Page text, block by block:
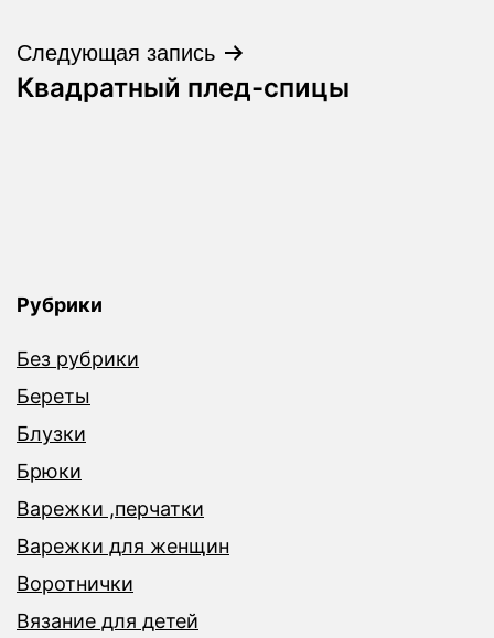
Следующая запись
Квадратный плед-спицы
Рубрики
Без рубрики
Береты
Блузки
Брюки
Варежки ,перчатки
Варежки для женщин
Воротнички
Вязание для детей